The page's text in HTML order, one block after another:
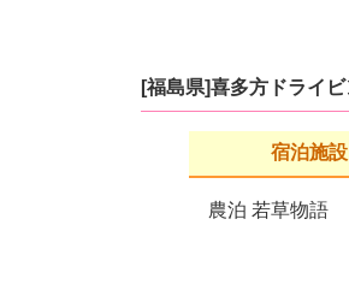
[福島県]喜多方ドライ
宿泊施設
農泊 若草物語